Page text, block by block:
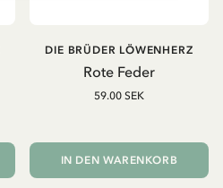
Rote Feder
DIE BRÜDER LÖWENHERZ
59.00 SEK
IN DEN WARENKORB